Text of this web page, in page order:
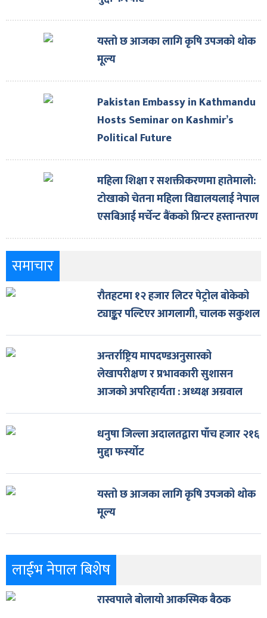
यस्तो छ आजका लागि कृषि उपजको थोक
मूल्य
Pakistan Embassy in Kathmandu
Hosts Seminar on Kashmir’s
Political Future
महिला शिक्षा र सशक्तीकरणमा हातेमालो:
टोखाको चेतना महिला विद्यालयलाई नेपाल
एसबिआई मर्चेन्ट बैंकको प्रिन्टर हस्तान्तरण
समाचार
रौतहटमा १२ हजार लिटर पेट्रोल बोकेको
ट्याङ्कर पल्टिएर आगलागी, चालक सकुशल
अन्तर्राष्ट्रिय मापदण्डअनुसारको
लेखापरीक्षण र प्रभावकारी सुशासन
आजको अपरिहार्यता : अध्यक्ष अग्रवाल
धनुषा जिल्ला अदालतद्वारा पाँच हजार २१६
मुद्दा फर्स्योट
यस्तो छ आजका लागि कृषि उपजको थोक
मूल्य
लाईभ नेपाल बिशेष
रास्वपाले बोलायो आकस्मिक बैठक